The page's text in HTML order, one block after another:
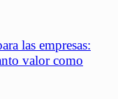
las empresas:
valor como